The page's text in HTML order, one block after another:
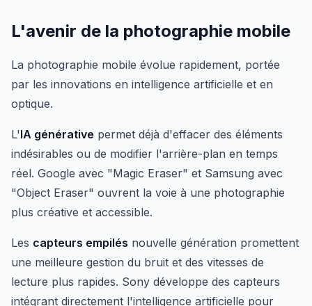
L'avenir de la photographie mobile
La photographie mobile évolue rapidement, portée
par les innovations en intelligence artificielle et en
optique.
L'IA générative permet déjà d'effacer des éléments
indésirables ou de modifier l'arrière-plan en temps
réel. Google avec "Magic Eraser" et Samsung avec
"Object Eraser" ouvrent la voie à une photographie
plus créative et accessible.
Les capteurs empilés nouvelle génération promettent
une meilleure gestion du bruit et des vitesses de
lecture plus rapides. Sony développe des capteurs
intégrant directement l'intelligence artificielle pour